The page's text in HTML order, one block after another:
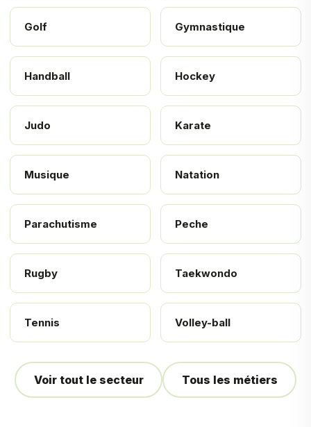
Golf Gymnastique
Handball Hockey
Judo Karate
Musique Natation
Parachutisme Peche
Rugby Taekwondo
Tennis Volley-ball
Voir tout le secteur Tous les métiers